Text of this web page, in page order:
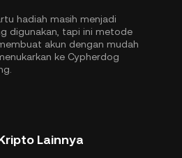
hadiah masih menjadi
digunakan, tapi ini metode
akun dengan mudah
ke Cypherdog
Lainnya